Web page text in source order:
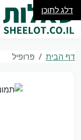
דלג לתוכן
דף הבית פרופיל